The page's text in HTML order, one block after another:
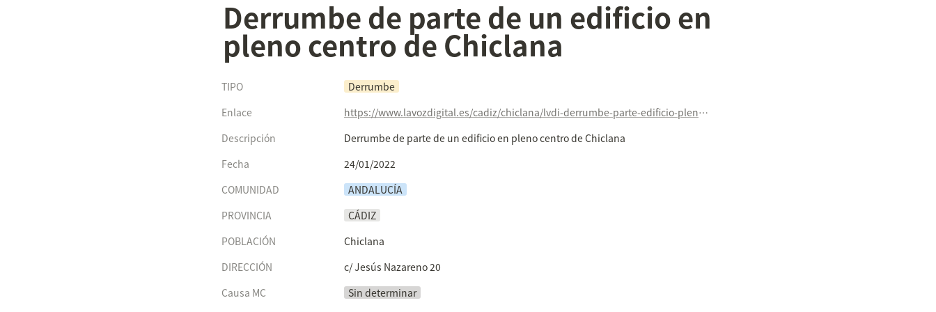
Derrumbe de parte de un edificio en
pleno centro de Chiclana
TIPO
Derrumbe
Enlace
https://www.lavozdigital.es/cadiz/chiclana/lvdi-derrumbe-parte-edificio-pleno-centro-chiclana-202201241735_noticia.html?ref=https%3A%2F%2Fwww.google.com%2F
Descripción
Derrumbe de parte de un edificio en pleno centro de Chiclana
Fecha
24/01/2022
COMUNIDAD
ANDALUCÍA
PROVINCIA
CÁDIZ
POBLACIÓN
Chiclana
DIRECCIÓN
c/ Jesús Nazareno 20
Causa MC
Sin determinar